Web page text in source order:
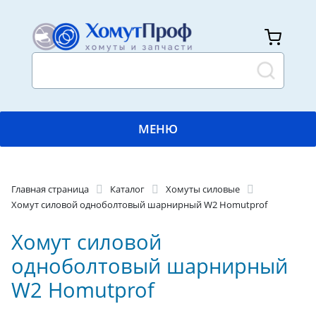
МЕНЮ
КАТАЛОГ
ПРИМЕНЕНИЯ
ПРОИЗВОДСТВО
ДОСТАВКА И ОПЛАТА
Главная страница Каталог
Хомуты силовые
Хомут силовой одноболтовый шарнирный W2 Homutprof
Хомут силовой
одноболтовый шарнирный
W2 Homutprof